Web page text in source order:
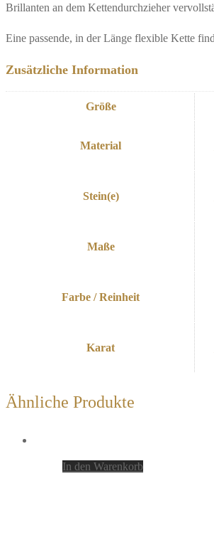
Brillanten an dem Kettendurchzieher
Eine passende, in der Länge flexible Kette
Zusätzliche Information
Größe
Material
Stein(e)
Maße
Farbe / Reinheit
Karat
Ähnliche Produkte
In den Warenkorb